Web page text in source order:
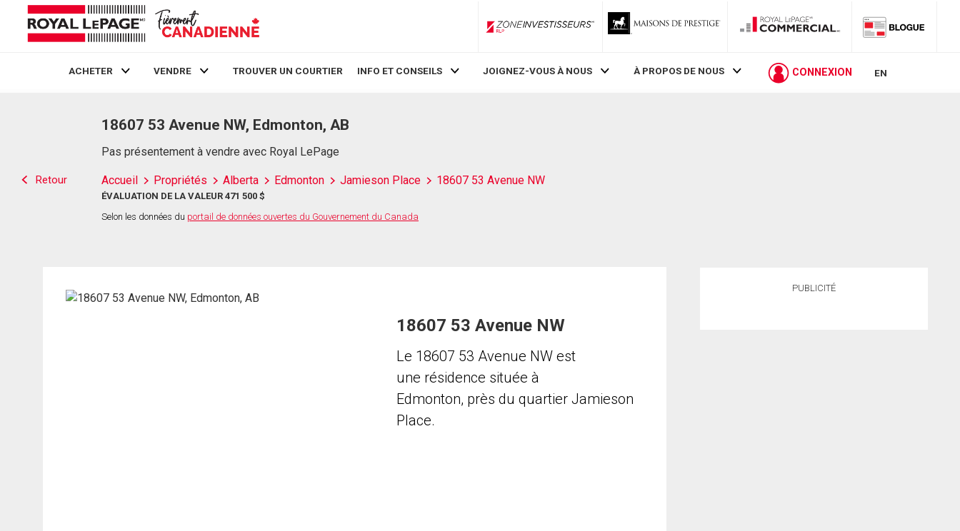
ZoneInvestisseurs RLP
ACHETER VENDRE TROUVER UN COURTIER INFO ET CONSEILS JOIGNEZ-VOUS À NOUS À PROPOS DE NOUS CONNEXION EN
Retour
18607 53 Avenue NW, Edmonton, AB
Pas présentement à vendre avec Royal LePage
Accueil Propriétés Alberta Edmonton Jamieson Place 18607 53 Avenue NW
ÉVALUATION DE LA VALEUR 471 500 $
Selon les données du portail de données ouvertes du Gouvernement du Canada
18607 53 Avenue NW
Le 18607 53 Avenue NW est
une résidence située à
Edmonton, près du quartier Jamieson
Place.
PUBLICITÉ